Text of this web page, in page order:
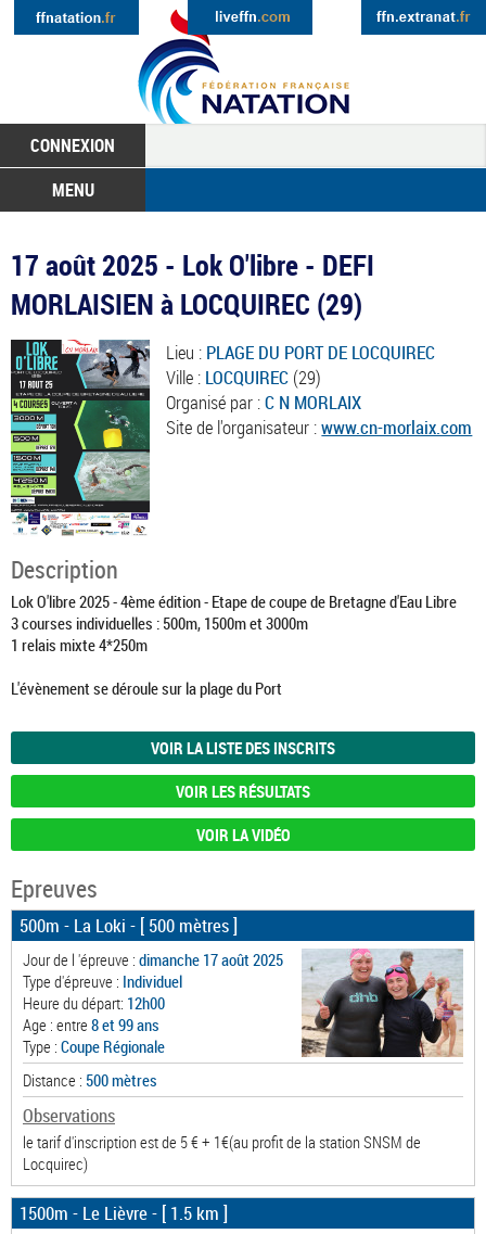
CONNEXION
MENU
17 août 2025 - Lok O'libre - DEFI
MORLAISIEN à LOCQUIREC (29)
Lieu : PLAGE DU PORT DE LOCQUIREC
Ville : LOCQUIREC (29)
Organisé par :C N MORLAIX
Site de l'organisateur :www.cn-morlaix.com
Description
Lok O'libre 2025 - 4ème édition - Etape de coupe de Bretagne d'Eau Libre
3 courses individuelles : 500m, 1500m et 3000m
1 relais mixte 4*250m
L'évènement se déroule sur la plage du Port
VOIR LA LISTE DES INSCRITS
VOIR LES RÉSULTATS
VOIR LA VIDÉO
Epreuves
500m - La Loki - [ 500 mètres ]
Jour de l 'épreuve : dimanche 17 août 2025
Type d'épreuve : Individuel
Heure du départ: 12h00
Age : entre 8 et 99 ans
Type : Coupe Régionale
Distance : 500 mètres
Observations
le tarif d'inscription est de 5 € + 1€(au profit de la station SNSM de
Locquirec)
1500m - Le Lièvre- [ 1.5 km ]